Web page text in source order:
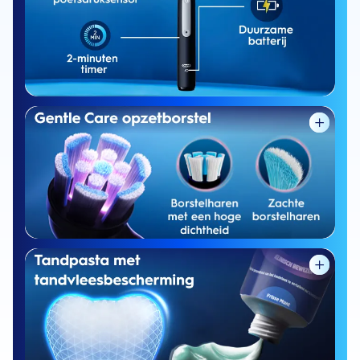
100% schonere tanden* en langdurige
verzorging voor gevoelige tanden
4.000 ultradunne
en zachte borstelharen, ontworpen om
langs de tandvleesrand